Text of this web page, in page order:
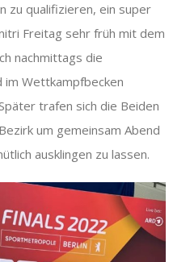
zu qualifizieren, ein super
Freitag sehr früh mit dem
nachmittags die
im Wettkampfbecken
trafen sich die Beiden
um gemeinsam Abend
ausklingen zu lassen.